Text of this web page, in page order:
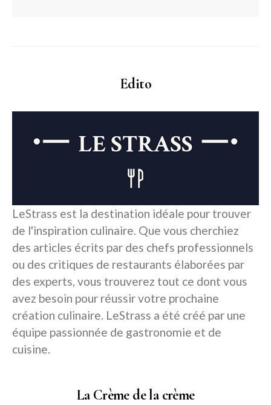
Edito
LeStrass est la destination idéale pour trouver
de l'inspiration culinaire. Que vous cherchiez
des articles écrits par des chefs professionnels
ou des critiques de restaurants élaborées par
des experts, vous trouverez tout ce dont vous
avez besoin pour réussir votre prochaine
création culinaire. LeStrass a été créé par une
équipe passionnée de gastronomie et de
cuisine.
La Crème de la crème